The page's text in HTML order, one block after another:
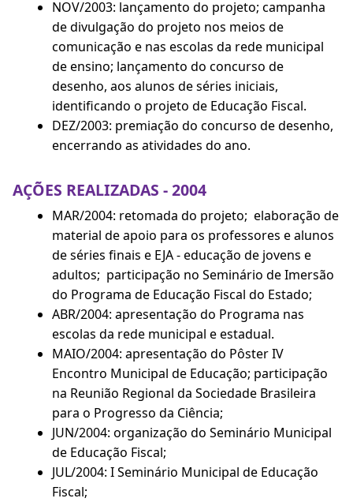
NOV/2003: lançamento do projeto; campanha
de divulgação do projeto nos meios de
comunicação e nas escolas da rede municipal
de ensino; lançamento do concurso de
desenho, aos alunos de séries iniciais,
identificando o projeto de Educação Fiscal.
DEZ/2003: premiação do concurso de desenho,
encerrando as atividades do ano.
AÇÕES REALIZADAS - 2004
MAR/2004: retomada do projeto; elaboração de
material de apoio para os professores e alunos
de séries finais e EJA - educação de jovens e
adultos; participação no Seminário de Imersão
do Programa de Educação Fiscal do Estado;
ABR/2004: apresentação do Programa nas
escolas da rede municipal e estadual.
MAIO/2004: apresentação do Pôster IV
Encontro Municipal de Educação; participação
na Reunião Regional da Sociedade Brasileira
para o Progresso da Ciência;
JUN/2004: organização do Seminário Municipal
de Educação Fiscal;
JUL/2004: I Seminário Municipal de Educação
Fiscal;